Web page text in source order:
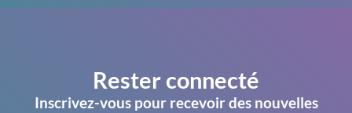
Rester connecté
Inscrivez-vous pour recevoir des nouvelles